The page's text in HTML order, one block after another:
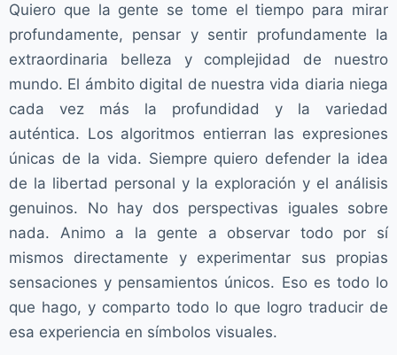
Quiero que la gente se tome el tiempo para mirar
profundamente, pensar y sentir profundamente la
extraordinaria belleza y complejidad de nuestro
mundo. El ámbito digital de nuestra vida diaria niega
cada vez más la profundidad y la variedad
auténtica. Los algoritmos entierran las expresiones
únicas de la vida. Siempre quiero defender la idea
de la libertad personal y la exploración y el análisis
genuinos. No hay dos perspectivas iguales sobre
nada. Animo a la gente a observar todo por sí
mismos directamente y experimentar sus propias
sensaciones y pensamientos únicos. Eso es todo lo
que hago, y comparto todo lo que logro traducir de
esa experiencia en símbolos visuales.